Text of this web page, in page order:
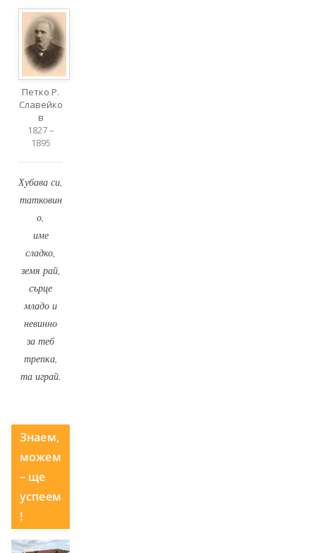
Петко Р.
Славейко
в
1827 –
1895
Хубава си,
татковин
о,
име
сладко,
земя рай,
сърце
младо и
невинно
за теб
трепка,
та играй.
Знаем,
можем
– ще
успеем
!